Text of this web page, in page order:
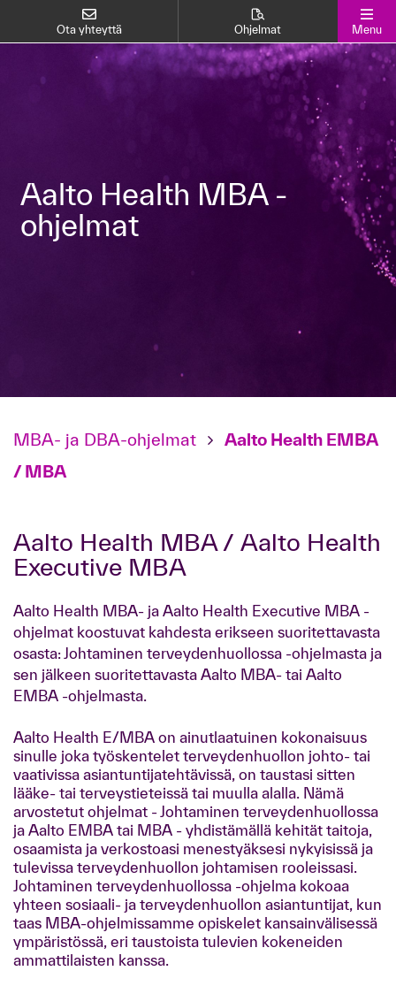
Ota yhteyttä Ohjelmat Menu
Aalto Health MBA -
ohjelmat
MBA- ja DBA-ohjelmat
Aalto Health EMBA
/ MBA
Aalto Health MBA / Aalto Health
Executive MBA
Aalto Health MBA- ja Aalto Health Executive MBA -
ohjelmat koostuvat kahdesta erikseen suoritettavasta
osasta: Johtaminen terveydenhuollossa -ohjelmasta ja
sen jälkeen suoritettavasta Aalto MBA- tai Aalto
EMBA -ohjelmasta.
Aalto Health E/MBA on ainutlaatuinen kokonaisuus
sinulle joka työskentelet terveydenhuollon johto- tai
vaativissa asiantuntijatehtävissä, on taustasi sitten
lääke- tai terveystieteissä tai muulla alalla. Nämä
arvostetut ohjelmat - Johtaminen terveydenhuollossa
ja Aalto EMBA tai MBA - yhdistämällä kehität taitoja,
osaamista ja verkostoasi menestyäksesi nykyisissä ja
tulevissa terveydenhuollon johtamisen rooleissasi.
Johtaminen terveydenhuollossa -ohjelma kokoaa
yhteen sosiaali- ja terveydenhuollon asiantuntijat, kun
taas MBA-ohjelmissamme opiskelet kansainvälisessä
ympäristössä, eri taustoista tulevien kokeneiden
ammattilaisten kanssa.